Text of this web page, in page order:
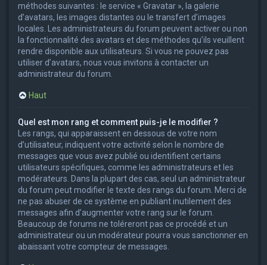
méthodes suivantes : le service « Gravatar », la galerie
d’avatars, les images distantes ou le transfert d’images
locales. Les administrateurs du forum peuvent activer ou non
la fonctionnalité des avatars et des méthodes qu’ils veuillent
rendre disponible aux utilisateurs. Si vous ne pouvez pas
utiliser d’avatars, nous vous invitons à contacter un
administrateur du forum.
Haut
Quel est mon rang et comment puis-je le modifier ?
Les rangs, qui apparaissent en dessous de votre nom
d’utilisateur, indiquent votre activité selon le nombre de
messages que vous avez publié ou identifient certains
utilisateurs spécifiques, comme les administrateurs et les
modérateurs. Dans la plupart des cas, seul un administrateur
du forum peut modifier le texte des rangs du forum. Merci de
ne pas abuser de ce système en publiant inutilement des
messages afin d’augmenter votre rang sur le forum.
Beaucoup de forums ne toléreront pas ce procédé et un
administrateur ou un modérateur pourra vous sanctionner en
abaissant votre compteur de messages.